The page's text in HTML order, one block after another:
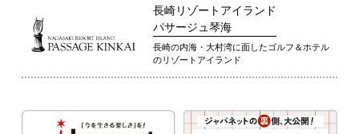
長崎リゾートアイランド
パサージュ琴海
長崎の内海・大村湾に面したゴルフ＆ホテル
のリゾートアイランド